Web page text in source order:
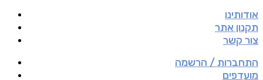
אודותינו
תקנון אתר
צור קשר
התחברות / הרשמה
מועדפים